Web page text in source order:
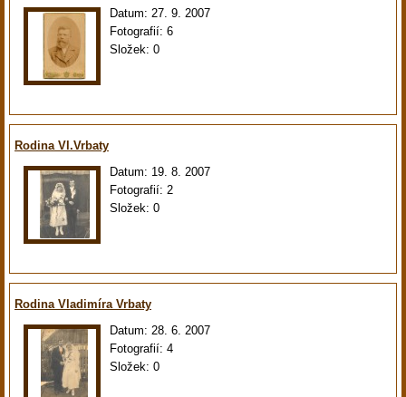
Datum: 27. 9. 2007
Fotografií: 6
Složek: 0
Rodina Vl.Vrbaty
Datum: 19. 8. 2007
Fotografií: 2
Složek: 0
Rodina Vladimíra Vrbaty
Datum: 28. 6. 2007
Fotografií: 4
Složek: 0